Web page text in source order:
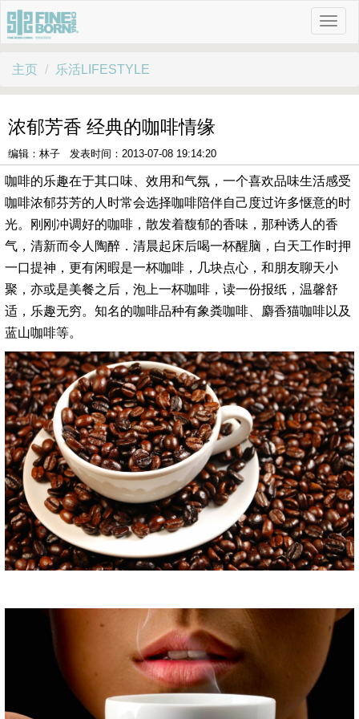
主页 乐活LIFESTYLE
浓郁芳香 经典的咖啡情缘
编辑：林子 发表时间：2013-07-08 19:14:20
咖啡的乐趣在于其口味、效用和气氛，一个喜欢品味生活感受
咖啡浓郁芬芳的人时常会选择咖啡陪伴自己度过许多惬意的时
光。刚刚冲调好的咖啡，散发着馥郁的香味，那种诱人的香
气，清新而令人陶醉．清晨起床后喝一杯醒脑，白天工作时押
一口提神，更有闲暇是一杯咖啡，几块点心，和朋友聊天小
聚，亦或是美餐之后，泡上一杯咖啡，读一份报纸，温馨舒
适，乐趣无穷。知名的咖啡品种有象粪咖啡、麝香猫咖啡以及
蓝山咖啡等。